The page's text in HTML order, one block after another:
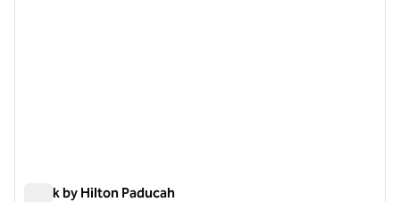
Spark by Hilton Paducah